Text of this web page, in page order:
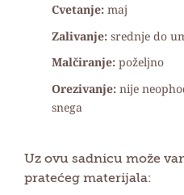
Cvetanje:maj
Zalivanje: srednje do
Malčiranje:poželjno
Orezivanje: nije
snega
Uz ovu sadnicu može
pratećeg materijala: